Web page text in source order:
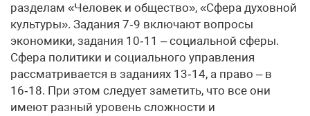
разделам «Человек и общество», «Сфера духовной
культуры». Задания 7‑9 включают вопросы
экономики, задания 10‑11 – социальной сферы.
Сфера политики и социального управления
рассматривается в заданиях 13‑14, а право – в
16‑18. При этом следует заметить, что все они
имеют разный уровень сложности и